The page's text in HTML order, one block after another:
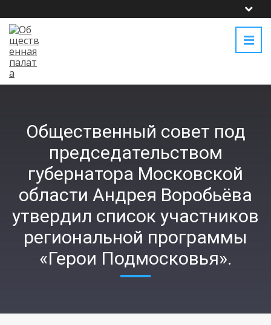
Общественный совет под
председательством
губернатора Московской
области Андрея Воробьёва
утвердил список участников
региональной программы
«Герои Подмосковья».